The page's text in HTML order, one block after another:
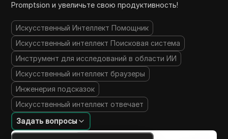
Promptsion и увеличьте свою продуктивность!
Искусственный Интеллект Помощник
Искусственный интеллект Поисковая система
Инструмент для исследований в области ИИ
Искусственный интеллект браузеры
Инженерия подсказок
Искусственный интеллект отвечает
Задать вопросы